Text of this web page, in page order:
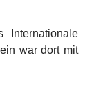
Internationale
war dort mit